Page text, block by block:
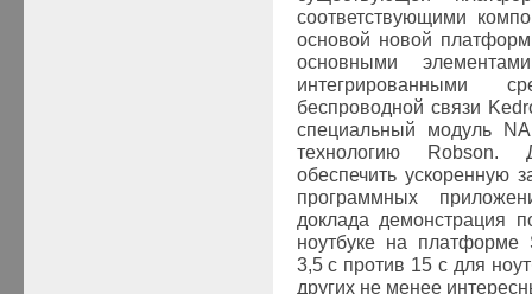
соответствующими
основой новой
основными
интегрированными
беспроводной связи
специальный модуль
технологию
Robson.
обеспечить ускоренную
программных
доклада демонстрация
ноутбуке на платформе
3,5 c против 15 с для
других не менее